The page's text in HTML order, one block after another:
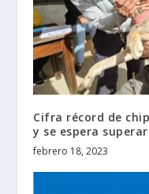
Cifra récord de
y se espera
febrero 18, 2023